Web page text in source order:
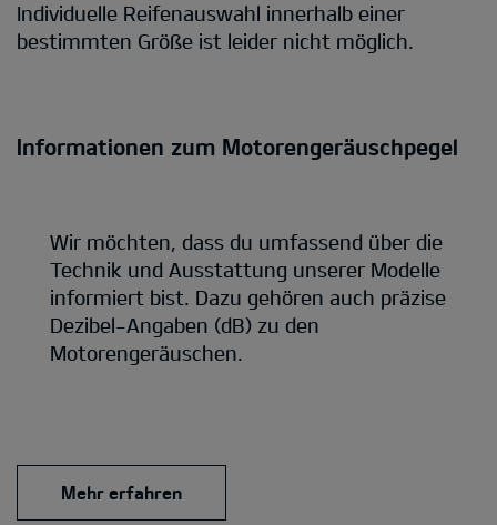
Individuelle Reifenauswahl innerhalb einer
bestimmten Größe ist leider nicht möglich.
Informationen zum Motorengeräuschpegel
Wir möchten, dass du umfassend über die
Technik und Ausstattung unserer Modelle
informiert bist. Dazu gehören auch präzise
Dezibel-Angaben (dB) zu den
Motorengeräuschen.
Mehr erfahren